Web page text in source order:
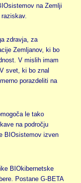
na Zemlji
zdravja, za
Zemljanov, ki bo
V mislih imam
svet, ki bo znal
porazdeliti na
le tako
na področju
BIOsistemov izven
BIOkibernetske
Postane G-BETA